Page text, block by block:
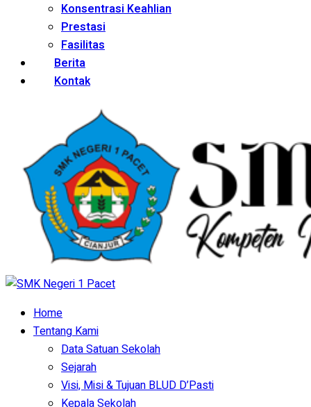
Konsentrasi Keahlian
Prestasi
Fasilitas
Berita
Kontak
Home
Tentang Kami
Data Satuan Sekolah
Sejarah
Visi, Misi & Tujuan BLUD D’Pasti
Kepala Sekolah